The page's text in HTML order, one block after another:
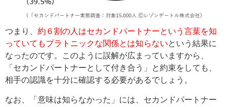
つまり、 約６割の人はセカンドパートナーという言葉を知
っていてもプラトニックな関係とは知らないという結果に
なったのです。このように誤解が広まっていますから、
「セカンドパートナーとして付き合う」と約束をしても、
相手の認識を十分に確認する必要があるでしょう。
なお、「意味は知らなかった」には、セカンドパートナー